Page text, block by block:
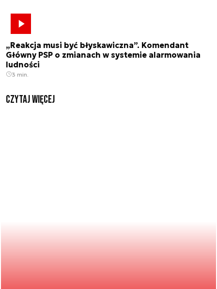
„Reakcja musi być błyskawiczna”. Komendant
Główny PSP o zmianach w systemie alarmowania
ludności
3 min.
czytaj więcej